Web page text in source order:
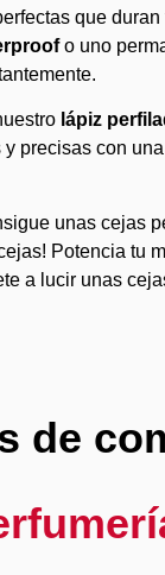
que
o uno
lápiz
precisas con
unas cejas
Potencia tu
a lucir unas
de